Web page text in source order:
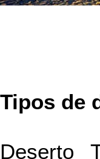
Tipos de
Deserto